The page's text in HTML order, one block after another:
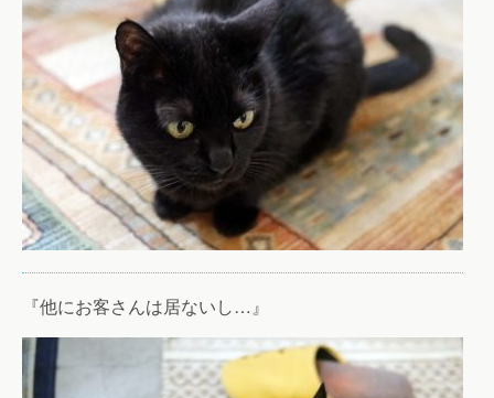
『他にお客さんは居ないし…』